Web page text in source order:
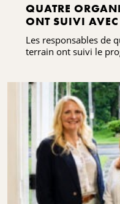
QUATRE
ONT SUIVI AVEC
PROGRAMME
LEADERSHIP
Les responsables de
terrain ont suivi le